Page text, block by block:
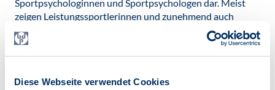
Diese Webseite verwendet Cookies
Sportpsychologinnen und Sportpsychologen dar. Meist
zeigen Leistungssportlerinnen und zunehmend auch
Leistungssportler trotz Essstörungen über einen gewissen
Zeitraum, noch ein gutes Leistungsniveau.
Sportpsychologinnen und Sportpsychologen sollten in der
diszipliniertes Essverhalten vorliegt oder ob die Kontrolle